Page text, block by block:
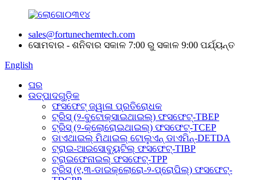
sales@fortunechemtech.com
ସୋମବାର - ଶନିବାର ସକାଳ 7:00 ରୁ ସକାଳ 9:00 ପର୍ଯ୍ୟନ୍ତ
English
ଘର
ଉତ୍ପାଦଗୁଡ଼ିକ
ଫସଫେଟ୍ ଜ୍ୱାଳା ପ୍ରତିରୋଧକ
ଟ୍ରିସ୍ (୨-ବୁଟୋକ୍ସାଇଥାଇଲ୍) ଫସଫେଟ୍-TBEP
ଟ୍ରିସ୍ (୨-କ୍ଲୋରୋଇଥାଇଲ୍) ଫସଫେଟ୍-TCEP
ଡାଏଥାଇଲ୍ ମିଥାଇଲ୍ ଟୋଲୁଏନ୍ ଡାଏମିନ୍-DETDA
ଟ୍ରାଇ-ଆଇସୋବ୍ୟୁଟିଲ୍ ଫସଫେଟ୍-TIBP
ଟ୍ରାଇଫେନାଇଲ୍ ଫସଫେଟ୍-TPP
ଟ୍ରିସ୍ (୧,୩-ଡାଇକ୍ଲୋରୋ-୨-ପ୍ରୋପିଲ୍) ଫସଫେଟ୍-